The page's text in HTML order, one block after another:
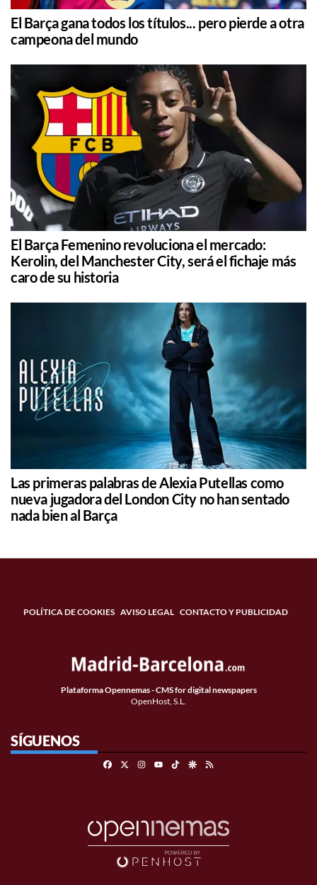
El Barça gana todos los títulos... pero pierde a otra
campeona del mundo
El Barça Femenino revoluciona el mercado:
Kerolin, del Manchester City, será el fichaje más
caro de su historia
Las primeras palabras de Alexia Putellas como
nueva jugadora del London City no han sentado
nada bien al Barça
POLÍTICA DE COOKIES AVISO LEGAL CONTACTO Y PUBLICIDAD
Plataforma Opennemas - CMS for digital newspapers
OpenHost, S.L.
SÍGUENOS
FacebookInstagramTikTokGoogle Discover